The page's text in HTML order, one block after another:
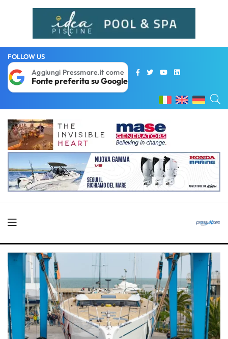
FOLLOW US
Aggiungi Pressmare.it come
Fonte preferita su Google